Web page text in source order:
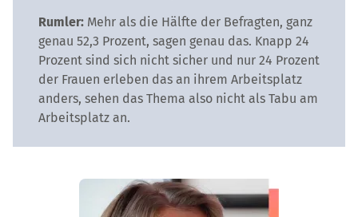
Rumler: Mehr als die Hälfte der Befragten, ganz
genau 52,3 Prozent, sagen genau das. Knapp 24
Prozent sind sich nicht sicher und nur 24 Prozent
der Frauen erleben das an ihrem Arbeitsplatz
anders, sehen das Thema also nicht als Tabu am
Arbeitsplatz an.